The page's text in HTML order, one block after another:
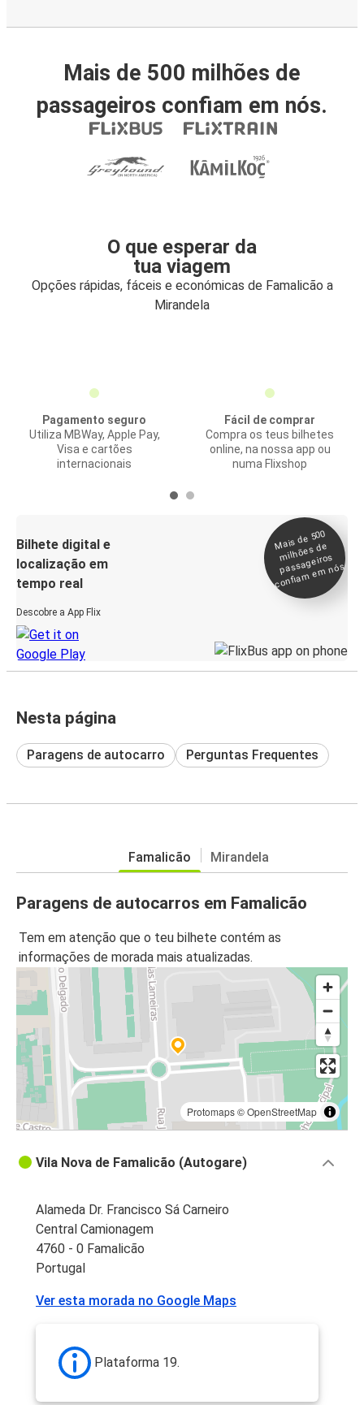
Mais de 500 milhões de
passageiros confiam em nós.
O que esperar da
tua viagem
Opções rápidas, fáceis e económicas de Famalicão a
Mirandela
Pagamento seguro
Utiliza MBWay, Apple Pay,
Visa e cartões
internacionais
Fácil de comprar
Compra os teus bilhetes
online, na nossa app ou
numa Flixshop
Bilhete digital e
localização em
tempo real
Descobre a App Flix
Mais de 500
milhões de
passageiros
confia
m e
m nós
Nesta página
Paragens de autocarro Perguntas Frequentes
Famalicão Mirandela
Paragens de autocarros em Famalicão
Tem em atenção que o teu bilhete contém as
informações de morada mais atualizadas.
Protomaps©OpenStreetMap
Vila Nova de Famalicão (Autogare)
Alameda Dr. Francisco Sá Carneiro
Central Camionagem
4760 - 0 Famalicão
Portugal
Ver esta morada no Google Maps
Plataforma 19.